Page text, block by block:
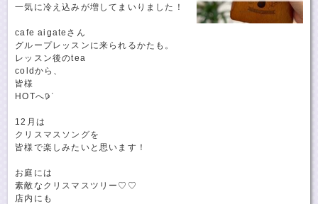
一気に冷え込みが増してまいりました！
cafe aigateさん
グループレッスンに来られるかたも。
レッスン後のtea
coldから、
皆様
HOTへ𖠚ᐝ
12月は
クリスマスソングを
皆様で楽しみたいと思います！
お庭には
素敵なクリスマスツリー♡♡
店内にも